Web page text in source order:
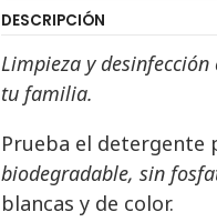
DESCRIPCIÓN
Limpieza y
tu familia.
Prueba el detergente
biodegradable, sin
blancas y de color.